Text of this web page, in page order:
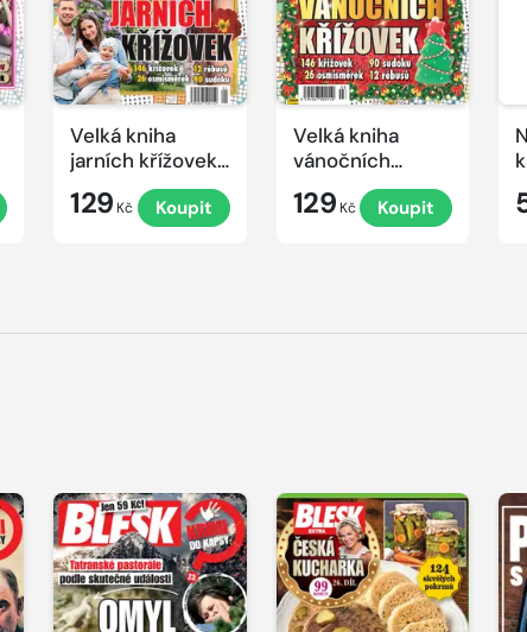
Velká kniha
jarních křížovek
129 Kč Koupit
Velká kniha
vánočních
křížovek 2025
129 Kč Koupit